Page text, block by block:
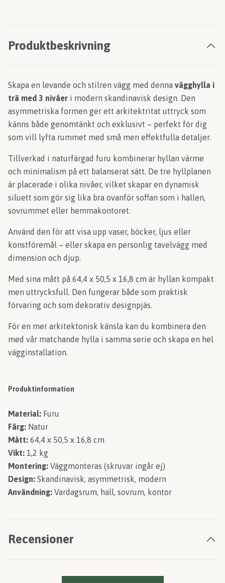
Produktbeskrivning
Skapa en levande och stilren vägg med denna vägghylla i
trä med 3 nivåer i modern skandinavisk design. Den
asymmetriska formen ger ett arkitektritat uttryck som
känns både genomtänkt och exklusivt – perfekt för dig
som vill lyfta rummet med små men effektfulla detaljer.
Tillverkad i naturfärgad furu kombinerar hyllan värme
och minimalism på ett balanserat sätt. De tre hyllplanen
är placerade i olika nivåer, vilket skapar en dynamisk
siluett som gör sig lika bra ovanför soffan som i hallen,
sovrummet eller hemmakontoret.
Använd den för att visa upp vaser, böcker, ljus eller
konstföremål – eller skapa en personlig tavelvägg med
dimension och djup.
Med sina mått på 64,4 x 50,5 x 16,8 cm är hyllan kompakt
men uttrycksfull. Den fungerar både som praktisk
förvaring och som dekorativ designpjäs.
För en mer arkitektonisk känsla kan du kombinera den
med vår matchande hylla i samma serie och skapa en hel
vägginstallation.
Produktinformation
Material: Furu
Färg: Natur
Mått: 64,4 x 50,5 x 16,8 cm
Vikt: 1,2 kg
Montering: Väggmonteras (skruvar ingår ej)
Design: Skandinavisk, asymmetrisk, modern
Användning: Vardagsrum, hall, sovrum, kontor
Recensioner